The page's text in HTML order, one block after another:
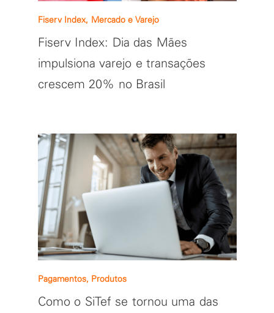
Fiserv Index, Mercado e Varejo
Fiserv Index: Dia das Mães
impulsiona varejo e transações
crescem 20% no Brasil
Pagamentos, Produtos
Como o SiTef se tornou uma das